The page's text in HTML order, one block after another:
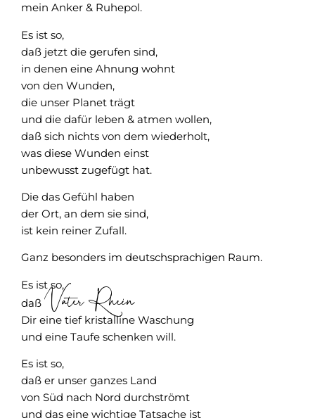
mein Anker & Ruhepol.
Es ist so,
daß jetzt die gerufen sind,
in denen eine Ahnung wohnt
von den Wunden,
die unser Planet trägt
und die dafür leben & atmen wollen,
daß sich nichts von dem wiederholt,
was diese Wunden einst
unbewusst zugefügt hat.
Die das Gefühl haben
der Ort, an dem sie sind,
ist kein reiner Zufall.
Ganz besonders im deutschsprachigen Raum.
Es ist so,
daß Vater Rhein
Dir eine tief kristalline Waschung
und eine Taufe schenken will.
Es ist so,
daß er unser ganzes Land
von Süd nach Nord durchströmt
und das eine wichtige Tatsache ist